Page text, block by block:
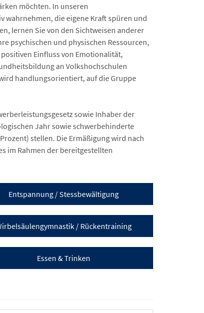
möchten. In unseren
wahrnehmen, die eigene Kraft spüren und
lernen Sie von den Sichtweisen anderer
psychischen und physischen Ressourcen,
Einfluss von Emotionalität,
an Volkshochschulen
handlungsorientiert, auf die Gruppe
sowie Inhaber der
Jahr sowie schwerbehinderte
stellen. Die Ermäßigung wird nach
im Rahmen der bereitgestellten
Entspannung / Stessbewältigung
/ Rückentraining
Essen & Trinken